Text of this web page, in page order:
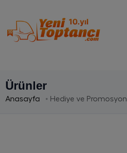
Ürünler
Anasayfa Hediye ve Promosyon